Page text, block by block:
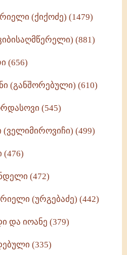
(ქიქოძე) (1479)
(881)
(656)
(განშორებული) (610)
(545)
(499)
(472)
(ურგებაძე) (442)
და იოანე (379)
(335)